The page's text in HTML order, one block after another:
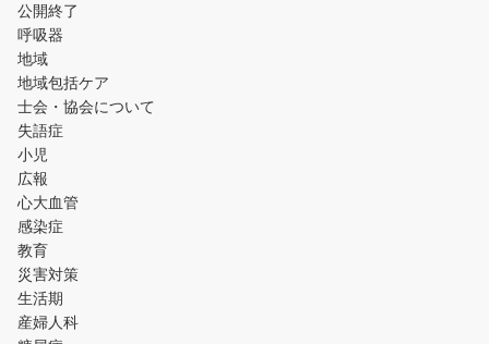
公開終了
呼吸器
地域
地域包括ケア
士会・協会について
失語症
小児
広報
心大血管
感染症
教育
災害対策
生活期
産婦人科